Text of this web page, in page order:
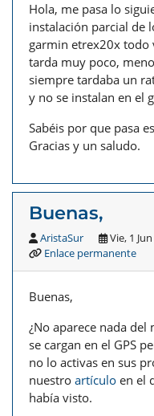
Hola, me pasa lo
instalación parcial de
garmin etrex20x todo
tarda muy poco,
siempre tardaba un
y no se instalan en el
Sabéis por que pasa
Gracias y un saludo.
Buenas,
AristaSur
Vie, 1
Enlace permanente
Buenas,
¿No aparece nada del
se cargan en el GPS
no lo activas en sus
nuestro artículo en el
había visto.